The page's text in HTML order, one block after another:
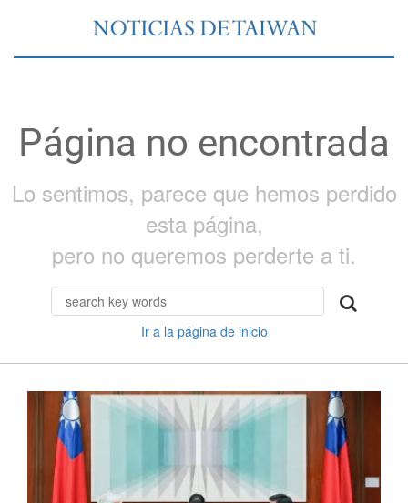
Página no encontrada
Lo sentimos, parece que hemos perdido
esta página,
pero no queremos perderte a ti.
Ir a la página de inicio